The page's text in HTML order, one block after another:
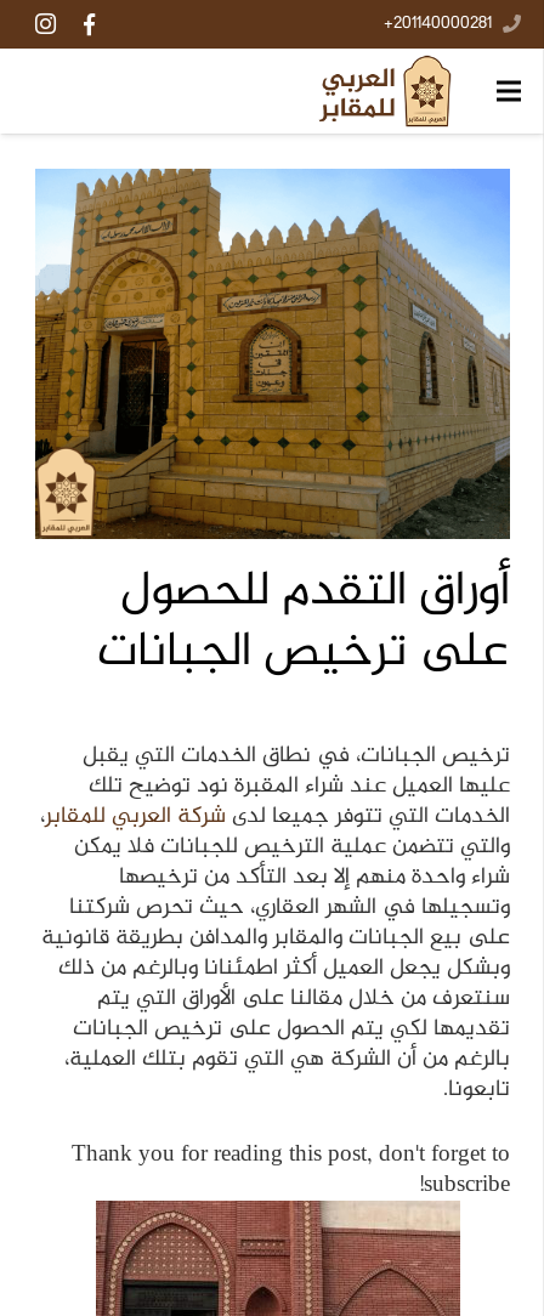
201140000281+
أوراق التقدم للحصول
على ترخيص الجبانات
ترخيص الجبانات، في نطاق الخدمات التي يقبل
عليها العميل عند شراء المقبرة نود توضيح تلك
الخدمات التي تتوفر جميعا لدىشركة العربي للمقابر،
والتي تتضمن عملية الترخيص للجبانات فلا يمكن
شراء واحدة منهم إلا بعد التأكد من ترخيصها
وتسجيلها في الشهر العقاري، حيث تحرص شركتنا
على بيع الجبانات والمقابر والمدافن بطريقة قانونية
وبشكل يجعل العميل أكثر اطمئنانا وبالرغم من ذلك
سنتعرف من خلال مقالنا على الأوراق التي يتم
تقديمها لكي يتم الحصول على ترخيص الجبانات
بالرغم من أن الشركة هي التي تقوم بتلك العملية،
تابعونا.
Thank you for reading this post, don't forget to
subscribe!